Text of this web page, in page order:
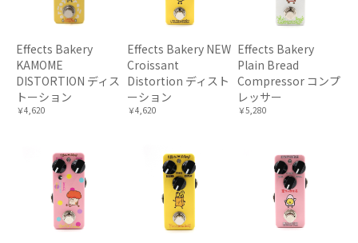
Effects Bakery
KAMOME
DISTORTION ディス
トーション
￥4,620
Effects Bakery NEW
Croissant
Distortion ディスト
ーション
￥4,620
Effects Bakery
Plain Bread
Compressor コンプ
レッサー
￥5,280